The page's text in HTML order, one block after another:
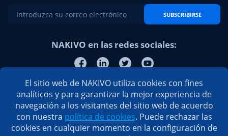
SUBSCRIBIRSE
NAKIVO en las redes sociales:
El sitio web de NAKIVO utiliza cookies con fines
analíticos y para garantizar la mejor experiencia de
navegación a los visitantes del sitio web de acuerdo
con nuestra política de cookies. Puede rechazar las
cookies en cualquier momento en la configuración de